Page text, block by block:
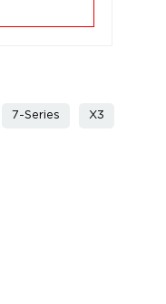
7-Series X3